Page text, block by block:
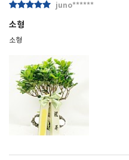
juno******
소형
소형